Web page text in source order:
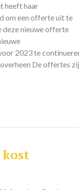
heeft haar
om een offerte uit te
deze nieuwe offerte
2023 te
De offertes